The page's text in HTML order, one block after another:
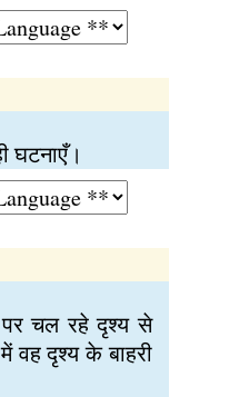
घटनाएँ।
पर चल रहे दृश्य से
वह दृश्य के बाहरी